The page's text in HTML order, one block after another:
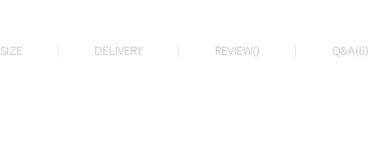
DELIVERY REVIEW() Q&A(6)